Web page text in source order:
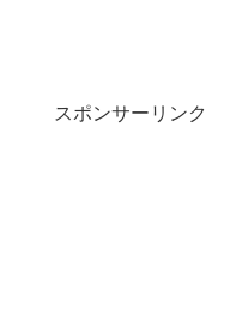
スポンサーリンク